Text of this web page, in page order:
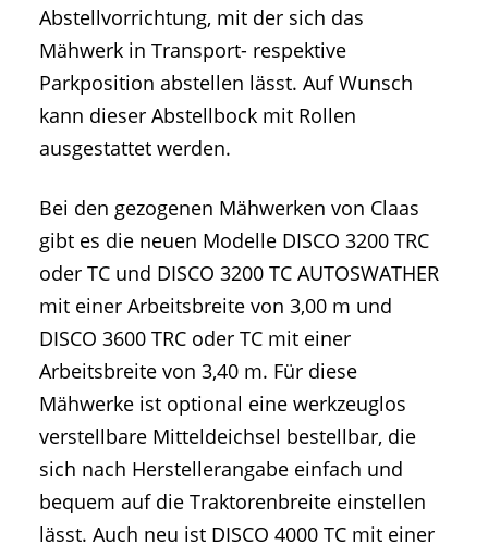
Abstellvorrichtung, mit der sich das
Mähwerk in Transport- respektive
Parkposition abstellen lässt. Auf Wunsch
kann dieser Abstellbock mit Rollen
ausgestattet werden.
Bei den gezogenen Mähwerken von Claas
gibt es die neuen Modelle DISCO 3200 TRC
oder TC und DISCO 3200 TC AUTOSWATHER
mit einer Arbeitsbreite von 3,00 m und
DISCO 3600 TRC oder TC mit einer
Arbeitsbreite von 3,40 m. Für diese
Mähwerke ist optional eine werkzeuglos
verstellbare Mitteldeichsel bestellbar, die
sich nach Herstellerangabe einfach und
bequem auf die Traktorenbreite einstellen
lässt. Auch neu ist DISCO 4000 TC mit einer